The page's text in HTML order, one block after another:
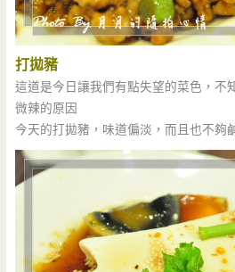
打拋豬
這道是今日讓我們有點失望的菜色，不
微辣的原因
今天的打拋豬，味道偏淡，而且也不夠